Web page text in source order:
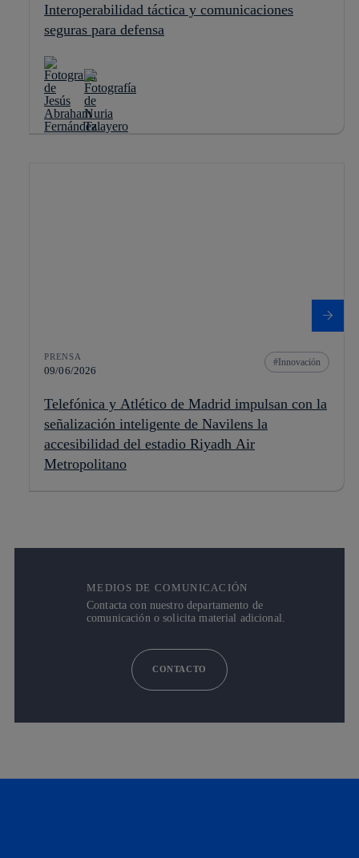
Interoperabilidad táctica y comunicaciones
seguras para defensa
PRENSA
09/06/2026
Innovación
Telefónica y Atlético de Madrid impulsan con la
señalización inteligente de Navilens la
accesibilidad del estadio Riyadh Air
Metropolitano
MEDIOS DE COMUNICACIÓN
Contacta con nuestro departamento de
comunicación o solicita material adicional.
CONTACTO